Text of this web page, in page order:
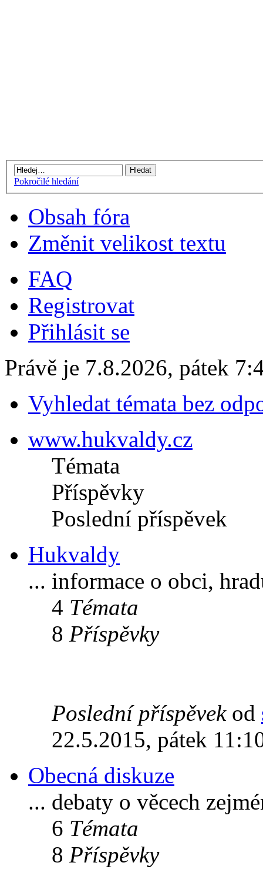
Pokročilé hledání
Obsah fóra
Změnit velikost textu
FAQ
Registrovat
Přihlásit se
Právě je 7.8.2026, pátek
Vyhledat témata bez
www.hukvaldy.cz
Témata
Příspěvky
Poslední příspěvek
Hukvaldy
... informace o obci,
4 Témata
8 Příspěvky
Poslední příspěvekod
22.5.2015, pátek
Obecná diskuze
... debaty o věcech
6 Témata
8 Příspěvky